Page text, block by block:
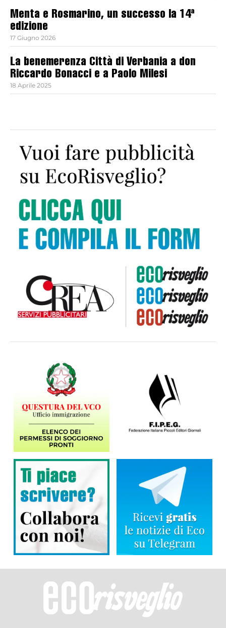
Menta e Rosmarino, un successo la 14ª
edizione
17 Giugno 2026
La benemerenza Città di Verbania a don
Riccardo Bonacci e a Paolo Milesi
18 Aprile 2025